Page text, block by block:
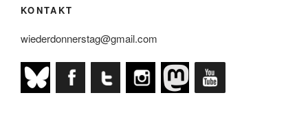
ist
Donnerstag!“
KONTAKT
wiederdonnerstag@gmail.com